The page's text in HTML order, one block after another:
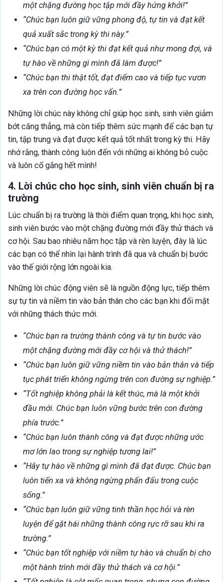
một chặng đường học tập mới đầy hứng khởi!”
“Chúc bạn luôn giữ vững phong độ, tự tin và đạt kết
quả xuất sắc trong kỳ thi này.”
“Chúc bạn có một kỳ thi đạt kết quả như mong đợi, và
tự hào về những gì mình đã làm được!”
“Chúc bạn thi thật tốt, đạt điểm cao và tiếp tục vươn
xa trên con đường học vấn.”
Những lời chúc này không chỉ giúp học sinh, sinh viên giảm
bớt căng thẳng, mà còn tiếp thêm sức mạnh để các bạn tự
tin, tập trung và đạt được kết quả tốt nhất trong kỳ thi. Hãy
nhớ rằng, thành công luôn đến với những ai không bỏ cuộc
và luôn cố gắng hết mình!
4. Lời chúc cho học sinh, sinh viên chuẩn bị ra
trường
Lúc chuẩn bị ra trường là thời điểm quan trọng, khi học sinh,
sinh viên bước vào một chặng đường mới đầy thử thách và
cơ hội. Sau bao nhiêu năm học tập và rèn luyện, đây là lúc
các bạn có thể nhìn lại hành trình đã qua và chuẩn bị bước
vào thế giới rộng lớn ngoài kia.
Những lời chúc động viên sẽ là nguồn động lực, tiếp thêm
sự tự tin và niềm tin vào bản thân cho các bạn khi đối mặt
với những thách thức mới.
“Chúc bạn ra trường thành công và tự tin bước vào
một chặng đường mới đầy cơ hội và thử thách!”
“Chúc bạn luôn giữ vững niềm tin vào bản thân và tiếp
tục phát triển không ngừng trên con đường sự nghiệp.”
“Tốt nghiệp không phải là kết thúc, mà là một khởi
đầu mới. Chúc bạn luôn vững bước trên con đường
phía trước.”
“Chúc bạn luôn thành công và đạt được những ước
mơ lớn lao trong sự nghiệp tương lai!”
“Hãy tự hào về những gì mình đã đạt được. Chúc bạn
luôn tiến xa và không ngừng phấn đấu trong cuộc
sống.”
“Chúc bạn luôn giữ vững tinh thần học hỏi và rèn
luyện để gặt hái những thành công rực rỡ sau khi ra
trường.”
“Chúc bạn tốt nghiệp với niềm tự hào và chuẩn bị cho
một hành trình mới đầy thử thách và cơ hội.”